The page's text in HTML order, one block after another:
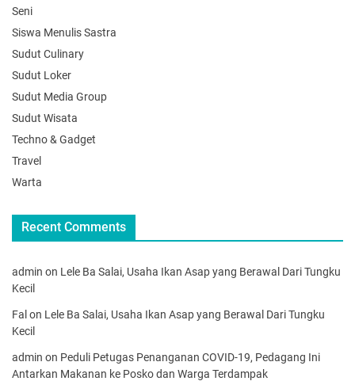
Seni
Siswa Menulis Sastra
Sudut Culinary
Sudut Loker
Sudut Media Group
Sudut Wisata
Techno & Gadget
Travel
Warta
Recent Comments
admin on Lele Ba Salai, Usaha Ikan Asap yang Berawal Dari Tungku
Kecil
Fal on Lele Ba Salai, Usaha Ikan Asap yang Berawal Dari Tungku
Kecil
admin on Peduli Petugas Penanganan COVID-19, Pedagang Ini
Antarkan Makanan ke Posko dan Warga Terdampak